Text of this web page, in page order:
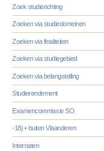
Zoek studierichting
Zoeken via studiedomeinen
Zoeken via finaliteiten
Zoeken via studiegebied
Zoeken via belangstelling
Studierendement
Examencommissie SO
-18j + buiten Vlaanderen
Internaten